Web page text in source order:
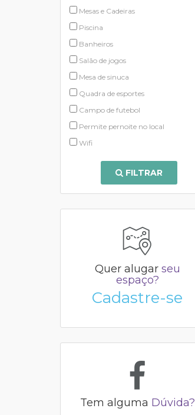
Mesas e Cadeiras
Piscina
Banheiros
Salão de jogos
Mesa de sinuca
Quadra de esportes
Campo de futebol
Permite pernoite no local
Wifi
FILTRAR
Quer alugar seu
espaço?
Cadastre-se
Tem alguma Dúvida?